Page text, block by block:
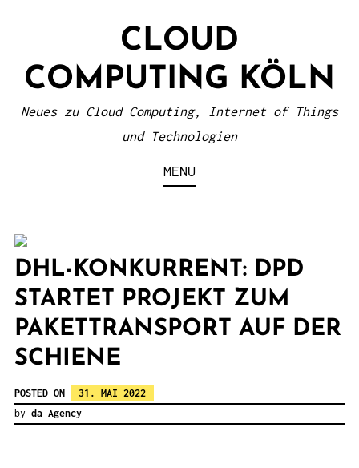
CLOUD
COMPUTING KÖLN
Neues zu Cloud Computing, Internet of Things
und Technologien
MENU
DHL-KONKURRENT: DPD
STARTET PROJEKT ZUM
PAKETTRANSPORT AUF DER
SCHIENE
POSTED ON
31. MAI 2022
by da Agency